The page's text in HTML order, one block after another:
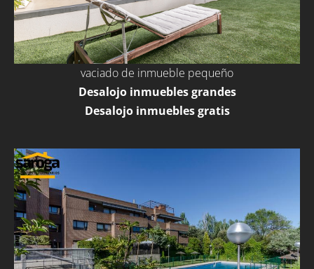
vaciado de inmueble pequeño
Desalojo inmuebles grandes
Desalojo inmuebles gratis